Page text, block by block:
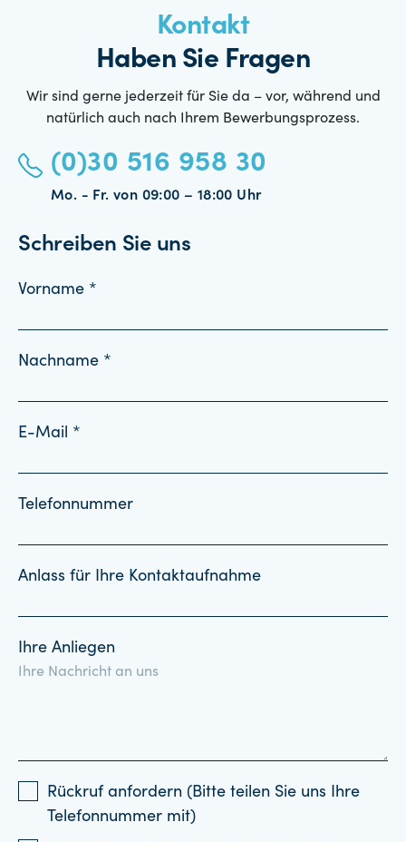
Kontakt
Haben Sie Fragen
Wir sind gerne jederzeit für Sie da – vor, während und
natürlich auch nach Ihrem Bewerbungsprozess.
(0)30 516 958 30
Mo. - Fr. von 09:00 – 18:00 Uhr
Schreiben Sie uns
Vorname *
Nachname *
E-Mail *
Telefonnummer
Anlass für Ihre Kontaktaufnahme
Ihre Anliegen
Rückruf anfordern (Bitte teilen Sie uns Ihre
Telefonnummer mit)